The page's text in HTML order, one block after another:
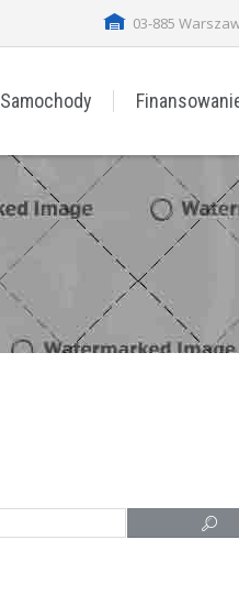
03-885
Samochody